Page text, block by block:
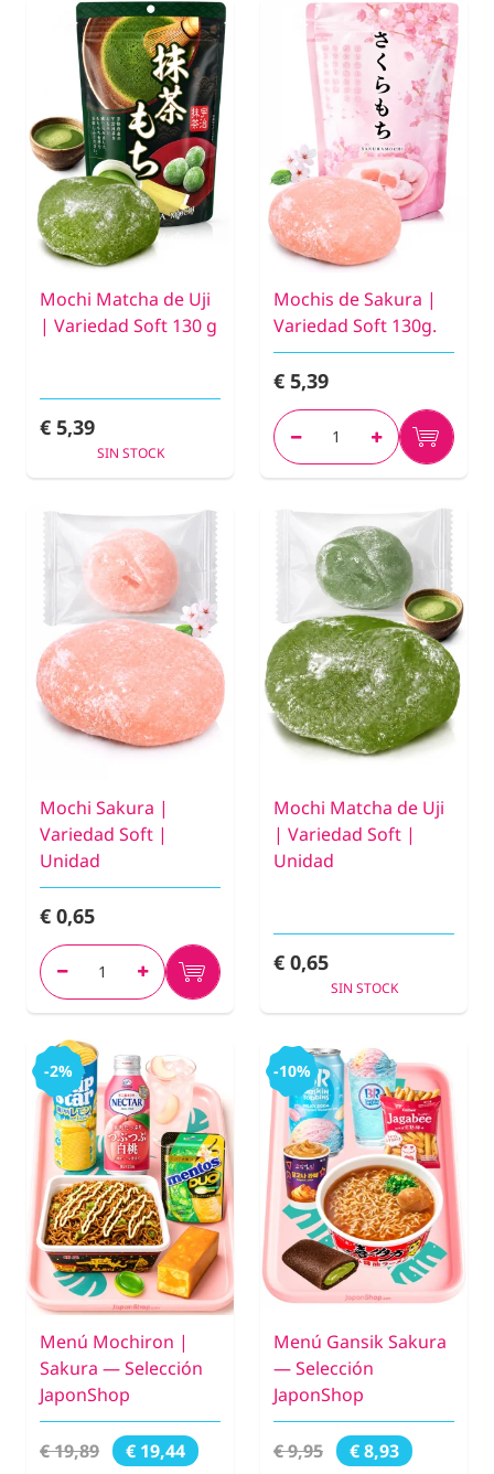
Mochi Matcha de Uji
| Variedad Soft 130 g
€ 5,39
SIN STOCK
Mochis de Sakura |
Variedad Soft 130g.
€ 5,39
Mochi Sakura |
Variedad Soft |
Unidad
€ 0,65
Mochi Matcha de Uji
| Variedad Soft |
Unidad
€ 0,65
SIN STOCK
-2%
Menú Mochiron |
Sakura — Selección
JaponShop
€ 19,89 € 19,44
-10%
Menú Gansik Sakura
— Selección
JaponShop
€ 9,95 € 8,93